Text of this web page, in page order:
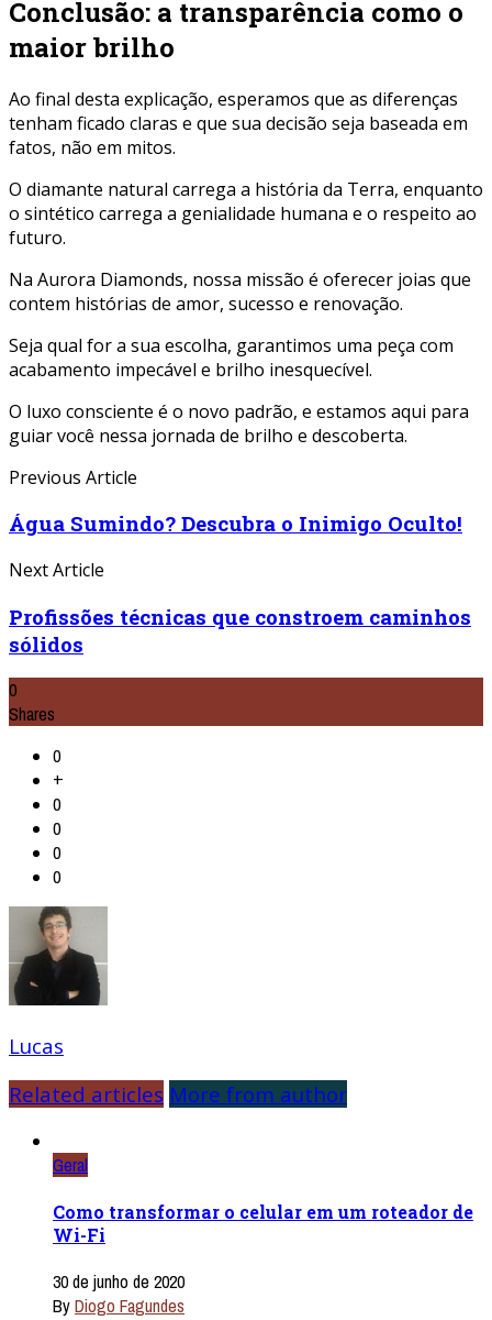
Conclusão: a transparência como o
maior brilho
Ao final desta explicação, esperamos que as diferenças
tenham ficado claras e que sua decisão seja baseada em
fatos, não em mitos.
O diamante natural carrega a história da Terra, enquanto
o sintético carrega a genialidade humana e o respeito ao
futuro.
Na Aurora Diamonds, nossa missão é oferecer joias que
contem histórias de amor, sucesso e renovação.
Seja qual for a sua escolha, garantimos uma peça com
acabamento impecável e brilho inesquecível.
O luxo consciente é o novo padrão, e estamos aqui para
guiar você nessa jornada de brilho e descoberta.
Previous Article
Água Sumindo? Descubra o Inimigo Oculto!
Next Article
Profissões técnicas que constroem caminhos
sólidos
0
Shares
0
+
0
0
0
0
Lucas
Related articles More from author
Geral
Como transformar o celular em um roteador de
Wi-Fi
30 de junho de 2020
ByDiogo Fagundes